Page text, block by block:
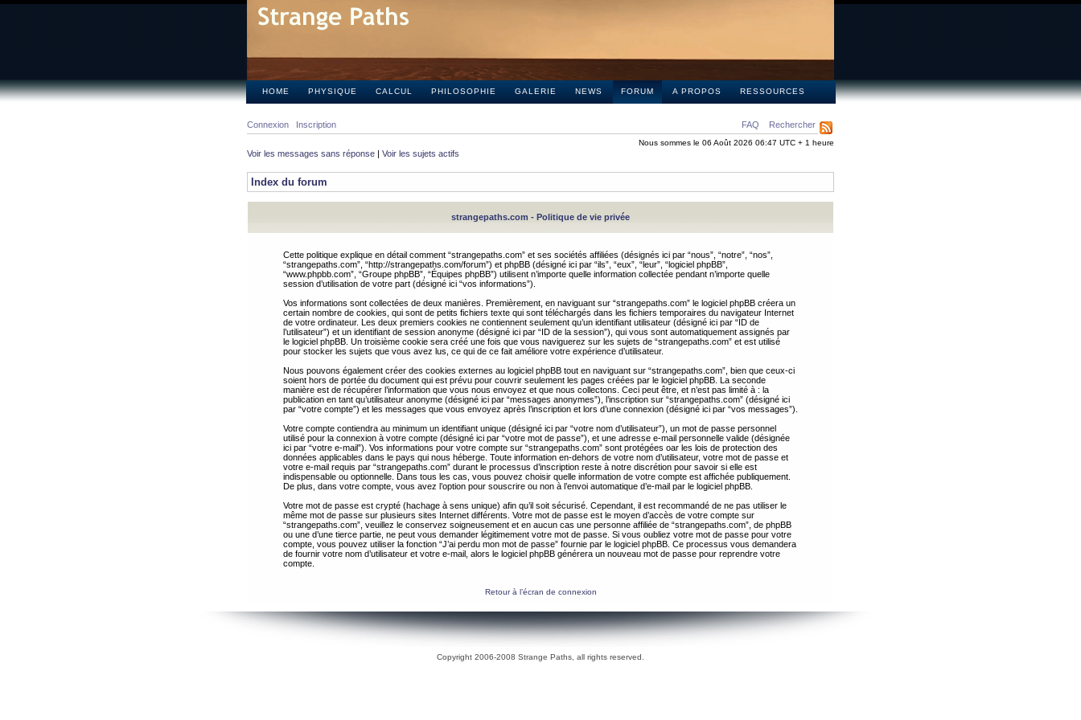
HOME PHYSIQUE CALCUL PHILOSOPHIE GALERIE NEWS FORUM A PROPOS RESSOURCES
FAQ Rechercher
Connexion Inscription
Nous sommes le 06 Août 2026 06:47 UTC + 1 heure
Voir les messages sans réponse | Voir les sujets actifs
Index du forum
strangepaths.com - Politique de vie privée
Cette politique explique en détail comment “strangepaths.com” et ses sociétés affiliées (désignés ici par “nous”, “notre”, “nos”,
“strangepaths.com”, “http://strangepaths.com/forum”) et phpBB (désigné ici par “ils”, “eux”, “leur”, “logiciel phpBB”,
“www.phpbb.com”, “Groupe phpBB”, “Équipes phpBB”) utilisent n’importe quelle information collectée pendant n’importe quelle
session d’utilisation de votre part (désigné ici “vos informations”).
Vos informations sont collectées de deux manières. Premièrement, en naviguant sur “strangepaths.com” le logiciel phpBB créera un
certain nombre de cookies, qui sont de petits fichiers texte qui sont téléchargés dans les fichiers temporaires du navigateur Internet
de votre ordinateur. Les deux premiers cookies ne contiennent seulement qu’un identifiant utilisateur (désigné ici par “ID de
l’utilisateur”) et un identifiant de session anonyme (désigné ici par “ID de la session”), qui vous sont automatiquement assignés par
le logiciel phpBB. Un troisième cookie sera créé une fois que vous naviguerez sur les sujets de “strangepaths.com” et est utilisé
pour stocker les sujets que vous avez lus, ce qui de ce fait améliore votre expérience d’utilisateur.
Nous pouvons également créer des cookies externes au logiciel phpBB tout en naviguant sur “strangepaths.com”, bien que ceux-ci
soient hors de portée du document qui est prévu pour couvrir seulement les pages créées par le logiciel phpBB. La seconde
manière est de récupérer l’information que vous nous envoyez et que nous collectons. Ceci peut être, et n’est pas limité à : la
publication en tant qu’utilisateur anonyme (désigné ici par “messages anonymes”), l’inscription sur “strangepaths.com” (désigné ici
par “votre compte”) et les messages que vous envoyez après l’inscription et lors d’une connexion (désigné ici par “vos messages”).
Votre compte contiendra au minimum un identifiant unique (désigné ici par “votre nom d’utilisateur”), un mot de passe personnel
utilisé pour la connexion à votre compte (désigné ici par “votre mot de passe”), et une adresse e-mail personnelle valide (désignée
ici par “votre e-mail”). Vos informations pour votre compte sur “strangepaths.com” sont protégées oar les lois de protection des
données applicables dans le pays qui nous héberge. Toute information en-dehors de votre nom d’utilisateur, votre mot de passe et
votre e-mail requis par “strangepaths.com” durant le processus d’inscription reste à notre discrétion pour savoir si elle est
indispensable ou optionnelle. Dans tous les cas, vous pouvez choisir quelle information de votre compte est affichée publiquement.
De plus, dans votre compte, vous avez l’option pour souscrire ou non à l’envoi automatique d’e-mail par le logiciel phpBB.
Votre mot de passe est crypté (hachage à sens unique) afin qu’il soit sécurisé. Cependant, il est recommandé de ne pas utiliser le
même mot de passe sur plusieurs sites Internet différents. Votre mot de passe est le moyen d’accès de votre compte sur
“strangepaths.com”, veuillez le conservez soigneusement et en aucun cas une personne affiliée de “strangepaths.com”, de phpBB
ou une d’une tierce partie, ne peut vous demander légitimement votre mot de passe. Si vous oubliez votre mot de passe pour votre
compte, vous pouvez utiliser la fonction “J’ai perdu mon mot de passe” fournie par le logiciel phpBB. Ce processus vous demandera
de fournir votre nom d’utilisateur et votre e-mail, alors le logiciel phpBB générera un nouveau mot de passe pour reprendre votre
compte.
Retour à l’écran de connexion
Copyright 2006-2008 Strange Paths, all rights reserved.